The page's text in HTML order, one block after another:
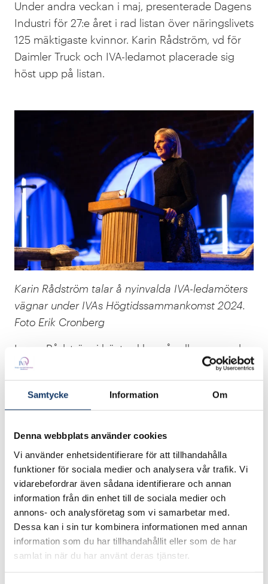
Samtycke Information Om
Denna webbplats använder cookies
Vi använder enhetsidentifierare för att tillhandahålla
funktioner för sociala medier och analysera vår trafik. Vi
vidarebefordrar även sådana identifierare och annan
information från din enhet till de sociala medier och
annons- och analysföretag som vi samarbetar med.
Dessa kan i sin tur kombinera informationen med annan
information som du har tillhandahållit eller som de har
samlat in när du har använt deras tjänster.
Under andra veckan i maj, presenterade Dagens
Industri för 27:e året i rad listan över näringslivets
125 mäktigaste kvinnor. Karin Rådström, vd för
Daimler Truck och IVA-ledamot placerade sig
höst upp på listan.
Karin Rådström talar å nyinvalda IVA-ledamöters
vägnar under IVAs Högtidssammankomst 2024.
Foto Erik Cronberg
Innan Rådström i höstas klev på rollen som vd
och koncernchef för Daimler Trucks har hon
arbetat 3 år som vd för Merceder-Benz Trucks
och 16 år på Scania i olika roller.
handlade det mycket mer om att driva en affär.
Det är fortfarande en viktig del av mitt jobb
eftersom vi är ett börsnoterat bolag, men i min
nuvarande roll kan jag också ha en stor
påverkan på samhället utanför vårt eget bolag.
Det gör att det känns lite extra meningsfullt
faktiskt, säger Karin Rådström till Di.
Läs hela intervjun med Rådström på DI.se.